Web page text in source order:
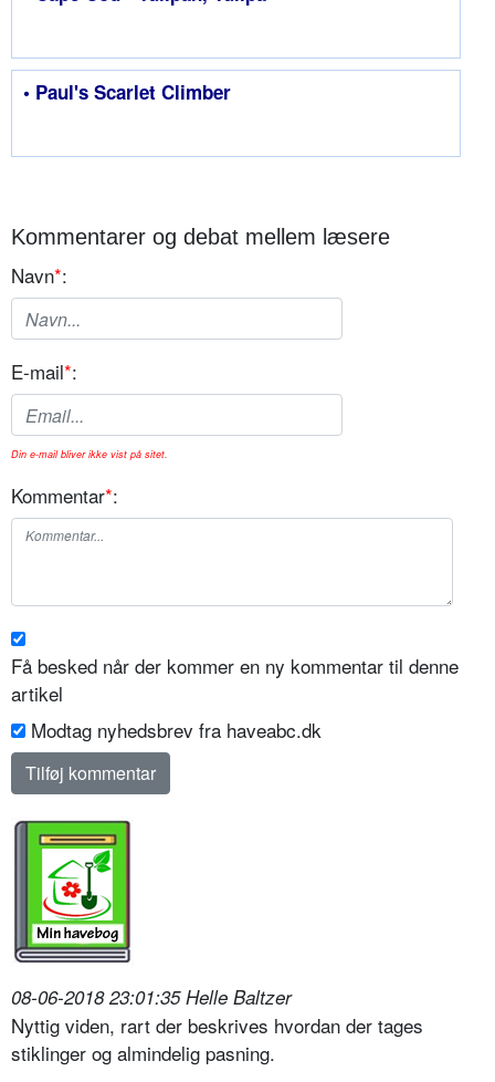
• Paul's Scarlet Climber
Kommentarer og debat mellem læsere
Navn*:
E-mail*:
Din e-mail bliver ikke vist på sitet.
Kommentar*:
Få besked når der kommer en ny kommentar til denne
artikel
Modtag nyhedsbrev fra haveabc.dk
08-06-2018 23:01:35 Helle Baltzer
Nyttig viden, rart der beskrives hvordan der tages
stiklinger og almindelig pasning.